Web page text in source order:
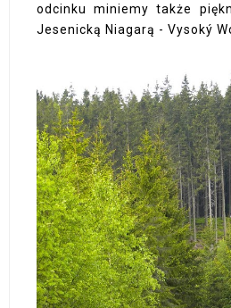
odcinku miniemy także
Jesenicką Niagarą - Vysoký